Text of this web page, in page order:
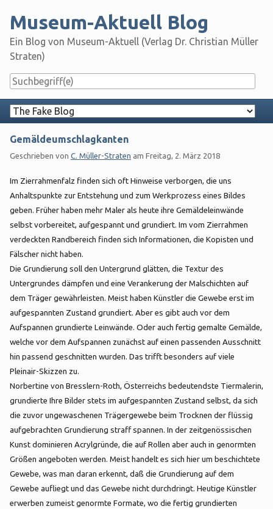
content
Museum-Aktuell Blog
Ein Blog von Museum-Aktuell (Verlag Dr. Christian Müller
Straten)
Navigation
Gemäldeumschlagkanten
Geschrieben von C. Müller-Straten am Freitag, 2. März 2018
Im Zierrahmenfalz finden sich oft Hinweise verborgen, die uns
Anhaltspunkte zur Entstehung und zum Werkprozess eines Bildes
geben. Früher haben mehr Maler als heute ihre Gemäldeleinwände
selbst vorbereitet, aufgespannt und grundiert. Im vom Zierrahmen
verdeckten Randbereich finden sich Informationen, die Kopisten und
Fälscher nicht haben.
Die Grundierung soll den Untergrund glätten, die Textur des
Untergrundes dämpfen und eine Verankerung der Malschichten auf
dem Träger gewährleisten. Meist haben Künstler die Gewebe erst im
aufgespannten Zustand grundiert. Aber es gibt auch vor dem
Aufspannen grundierte Leinwände. Oder auch fertig gemalte Gemälde,
welche vor dem Aufspannen zunächst auf einen passenden Ausschnitt
hin passend geschnitten wurden. Das trifft besonders auf viele
Pleinair-Skizzen zu.
Norbertine von Bresslern-Roth, Österreichs bedeutendste Tiermalerin,
grundierte Ihre Bilder stets im aufgespannten Zustand selbst, da sich
die zuvor ungewaschenen Trägergewebe beim Trocknen der flüssig
aufgebrachten Grundierung straff spannen. In der zeitgenössischen
Kunst dominieren Acrylgründe, die auf Rollen aber auch in genormten
Größen angeboten werden. Meist handelt es sich hier um beschichtete
Gewebe, was man daran erkennt, daß die Grundierung auf dem
Gewebe aufliegt und das Gewebe nicht durchdringt. Heutige Künstler
erwerben zumeist genormte Formate, wo die fertig grundierten